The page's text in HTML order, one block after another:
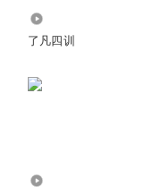
了凡四训